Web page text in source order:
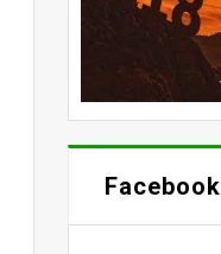
Facebook